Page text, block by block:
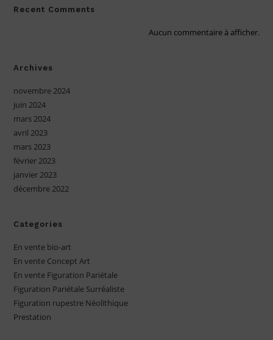
Recent Comments
Aucun commentaire à afficher.
Archives
novembre 2024
juin 2024
mars 2024
avril 2023
mars 2023
février 2023
janvier 2023
décembre 2022
Categories
En vente bio-art
En vente Concept Art
En vente Figuration Pariétale
Figuration Pariétale Surréaliste
Figuration rupestre Néolithique
Prestation